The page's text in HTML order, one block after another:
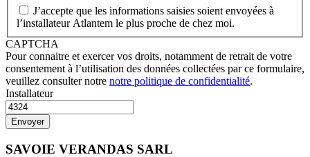
J’accepte que les informations saisies soient envoyées à
l’installateur Atlantem le plus proche de chez moi.
CAPTCHA
Pour connaitre et exercer vos droits, notamment de retrait de votre
consentement à l’utilisation des données collectées par ce formulaire,
veuillez consulter notre notre politique de confidentialité.
Installateur
SAVOIE VERANDAS SARL